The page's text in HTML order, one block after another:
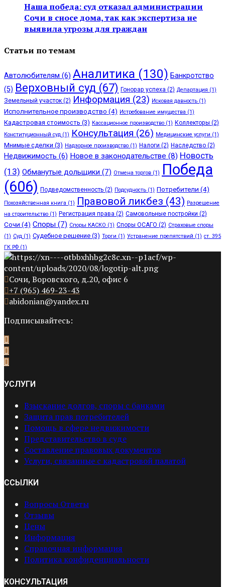
Наша победа: суд отказал администрации
Сочи в сносе дома, так как экспертиза не
выявила угрозы для граждан
Статьи по темам
Автолюбителям (6) Аналитика (130) Банкротство
(5) Верховный суд (67) Гонорар успеха (2) Департация (1)
Земельный участок (2) Информация (23) Исковая давность (1)
Исполнительное производство (4) Истребование имущества (1)
Кадастровая стоимость (3) Кассационное производство (1) Коллекторы (2)
Конституционный суд (1) Консультация (26) Медицинские услуги (1)
Мнимые сделки (3) Надзорное производство (1) Налоги (2) Наследство (2)
Недвижимость (6) Новое в законодательстве (8) Новость
(13) Обманутые дольщики (7) Отмена торгов (1)
Победа
(606) Подведомственность (2) Подсудность (1) Потребители (4)
Похозяйственная книга (1) Правовой ликбез (43) Разрешение
на строительство (1) Регистрация права (2) Самовольные постройки (2)
Сочи (4) Споры (7) Споры КАСКО (1) Споры ОСАГО (2) Страховые споры
(1) Суд (1) Судебное решение (3) Торги (1) Устранение препятствий (1) ст. 395
ГК РФ (1)
Сочи, Воровского, д.20, офис 6
+7 (965) 469-23-43
abidonian@yandex.ru
Подписывайтесь:
УСЛУГИ
Взыскание долгов, споры с банками
Защита прав потребителей
Помощь в сфере недвижимости
Представительство в суде
Составление правовых документов
Услуги, связанные с кадастровой палатой
ССЫЛКИ
Вопросы Ответы
Отзывы
Цены
Информация
Справочная информация
Политика конфиденциальности
КОНСУЛЬТАЦИЯ